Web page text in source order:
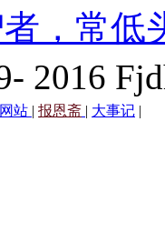
，常低
2016
站 | 报恩斋 | 大事记 |